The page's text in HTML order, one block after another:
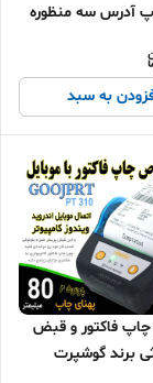
آدرس سه منظوره
به سبد
چاپ فاکتور و قبض
برند گوشپرت